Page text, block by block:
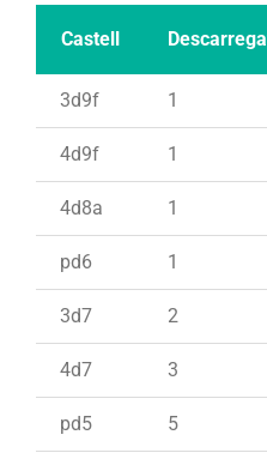
Castell
3d9f 1
4d9f 1
4d8a 1
pd6 1
3d7 2
4d7 3
pd5 5